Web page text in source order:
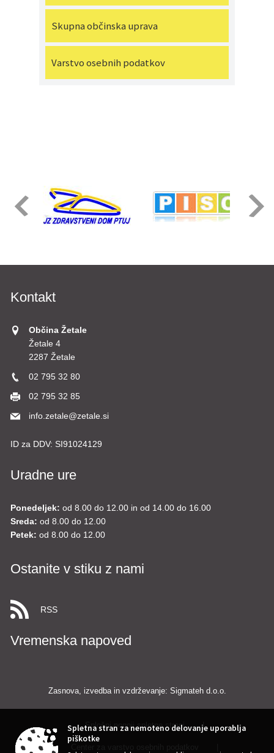
Skupna občinska uprava
Varstvo osebnih podatkov
Kontakt
Občina Žetale
Žetale 4
2287 Žetale
02 795 32 80
02 795 32 85
info.zetale@zetale.si
ID za DDV: SI91024129
Uradne ure
Ponedeljek: od 8.00 do 12.00 in od 14.00 do 16.00
Sreda: od 8.00 do 12.00
Petek: od 8.00 do 12.00
Ostanite v stiku z nami
RSS
Vremenska napoved
Zasnova, izvedba in vzdrževanje: Sigmateh d.o.o.
Splošni pogoji spletne strani |
Spletna stran za nemoteno delovanje uporablja
piškotke